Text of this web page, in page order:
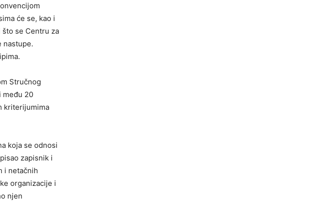
će se, kao i
se Centru za
nastupe.
Stručnog
među 20
kriterijumima
koja se odnosi
zapisnik i
i netačnih
organizacije i
njen